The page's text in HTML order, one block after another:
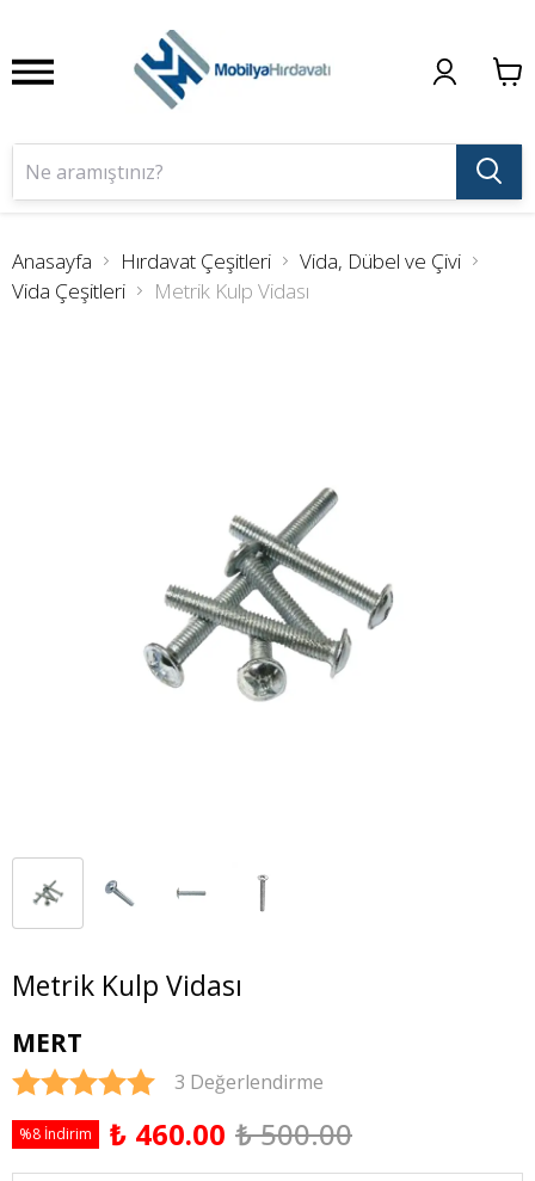
Anasayfa Hırdavat Çeşitleri
Vida, Dübel ve Çivi
Vida Çeşitleri
Metrik Kulp Vidası
Metrik Kulp Vidası
MERT
3 Değerlendirme
%8 İndirim ₺ 460.00 ₺ 500.00